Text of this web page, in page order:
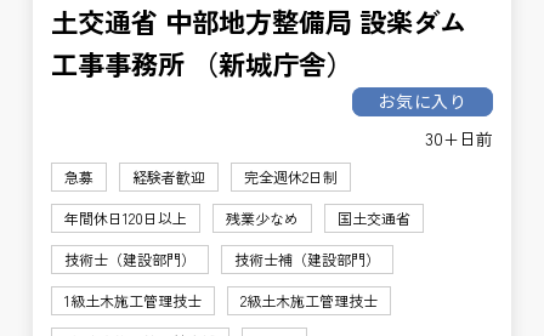
土交通省 中部地方整備局 設楽ダム
工事事務所 （新城庁舎）
お気に入り
30+日前
急募 経験者歓迎
完全週休2日制
年間休日120日以上
残業少なめ
国土交通省
技術士（建設部門）
技術士補（建設部門）
1級土木施工管理技士
2級土木施工管理技士